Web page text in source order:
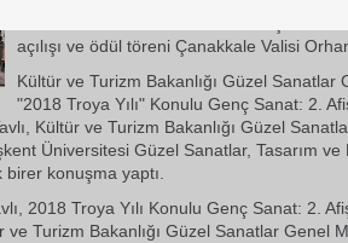
açılışı ve ödül töreni Çanakkale Valisi Orhan
Kültür ve Turizm Bakanlığı Güzel Sanatlar
"2018 Troya Yılı" Konulu Genç Sanat: 2.
Kültür ve Turizm Bakanlığı Güzel
Üniversitesi Güzel Sanatlar, Tasarım ve
konuşma yaptı.
2018 Troya Yılı Konulu Genç Sanat: 2.
Turizm Bakanlığı Güzel Sanatlar Genel